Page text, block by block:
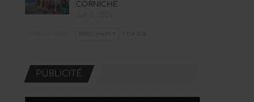
CORNICHE
PROCHAIN 1 De 239
PUBLICITÉ